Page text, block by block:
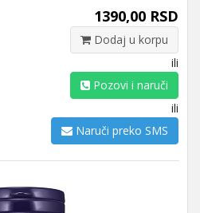
1390,00 RSD
Dodaj u korpu
ili
Pozovi i naruči
ili
Naruči preko SMS